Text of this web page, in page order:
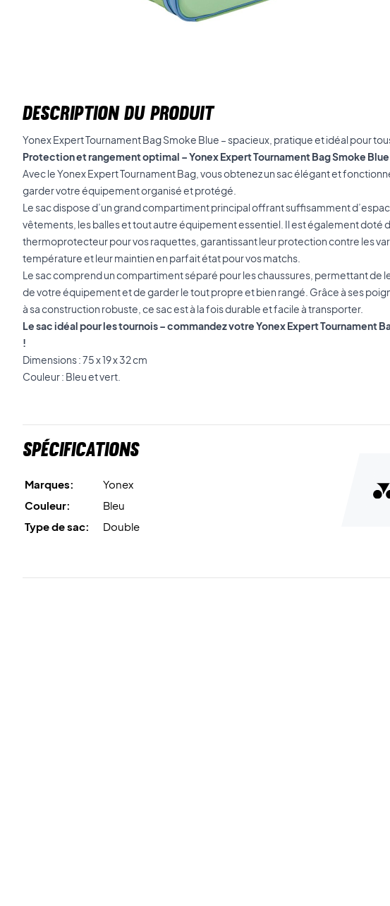
DESCRIPTION DU PRODUIT
Yonex Expert Tournament Bag Smoke Blue – spacieux, pratique et idéal pour
Protection et rangement optimal – Yonex Expert Tournament Bag Smoke Blue
Avec le Yonex Expert Tournament Bag, vous obtenez un sac élégant et
garder votre équipement organisé et protégé.
Le sac dispose d’un grand compartiment principal offrant suffisamment
vêtements, les balles et tout autre équipement essentiel. Il est également doté
thermoprotecteur pour vos raquettes, garantissant leur protection contre les
température et leur maintien en parfait état pour vos matchs.
Le sac comprend un compartiment séparé pour les chaussures, permettant de
de votre équipement et de garder le tout propre et bien rangé. Grâce à ses
à sa construction robuste, ce sac est à la fois durable et facile à transporter.
Le sac idéal pour les tournois – commandez votre Yonex Expert Tournament
!
Dimensions : 75 x 19 x 32 cm
Couleur : Bleu et vert.
Spécifications
Marques:
Yonex
Couleur:
Bleu
Type de sac:
Double